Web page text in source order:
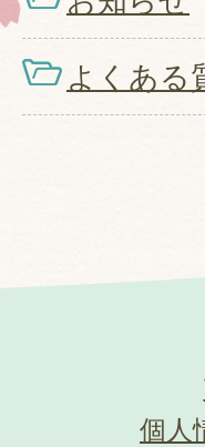
よくある
個人